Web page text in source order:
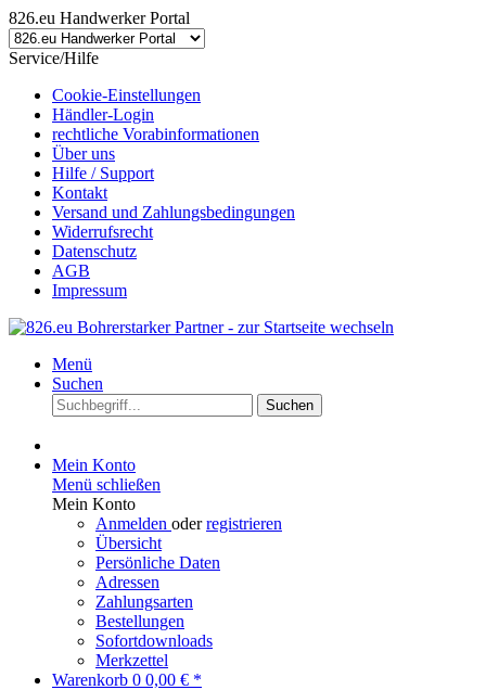
826.eu Handwerker Portal
Service/Hilfe
Cookie-Einstellungen
Händler-Login
rechtliche Vorabinformationen
Über uns
Hilfe / Support
Kontakt
Versand und Zahlungsbedingungen
Widerrufsrecht
Datenschutz
AGB
Impressum
Menü
Suchen
Suchen
Mein Konto
Menü schließen
Mein Konto
Anmelden oderregistrieren
Übersicht
Persönliche Daten
Adressen
Zahlungsarten
Bestellungen
Sofortdownloads
Merkzettel
Warenkorb 0 0,00 € *